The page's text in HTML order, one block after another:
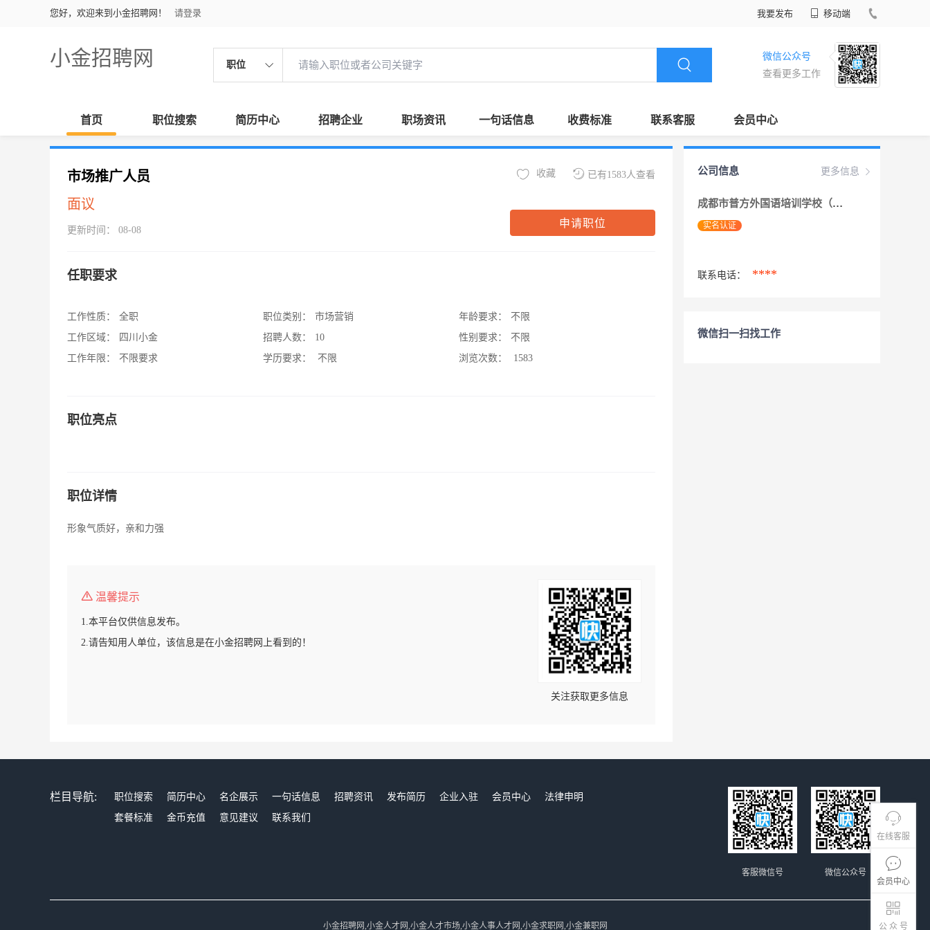
您好，欢迎来到小金招聘网！ 请登录 我要发布 移动端
小金招聘网 职位
微信公众号
查看更多工作
首页 职位搜索 简历中心 招聘企业 职场资讯 一句话信息 收费标准 联系客服 会员中心
在线客服
会员中心
公 众 号
市场推广人员
面议
更新时间： 08-08
已有1583人查看
收藏
申请职位
任职要求
工作性质：
全职
工作区域：
四川小金
工作年限：
不限要求
职位类别：
市场营销
招聘人数：
10
学历要求：
不限
年龄要求：
不限
性别要求：
不限
浏览次数：
1583
职位亮点
职位详情
形象气质好，亲和力强
温馨提示
1.本平台仅供信息发布。
2.请告知用人单位，该信息是在小金招聘网上看到的！
关注获取更多信息
更多信息
公司信息
成都市普方外国语培训学校（普方国际英语）
实名认证
联系电话： ****
微信扫一扫找工作
栏目导航: 职位搜索 简历中心 名企展示 一句话信息 招聘资讯 发布简历 企业入驻 会员中心
法律申明
套餐标准
金币充值 意见建议 联系我们
微信公众号
客服微信号
小金招聘网,小金人才网,小金人才市场,小金人事人才网,小金求职网,小金兼职网